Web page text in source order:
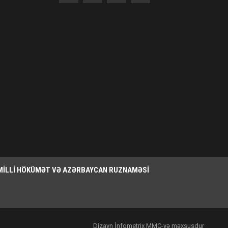
HÖKÜMƏT VƏ AZƏRBAYCAN RUZNAMƏSI
Dizayn İnfometrix MMC-yə məxsusdur